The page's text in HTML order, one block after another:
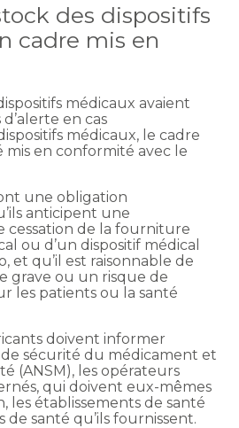
des dispositifs
cadre mis en
médicaux avaient
en cas
médicaux, le cadre
en conformité avec le
une obligation
anticipent une
de la fourniture
ou d’un dispositif médical
et qu’il est raisonnable de
grave ou un risque de
les patients ou la santé
doivent informer
de sécurité du médicament et
(ANSM), les opérateurs
qui doivent eux-mêmes
les établissements de santé
de santé qu’ils fournissent.